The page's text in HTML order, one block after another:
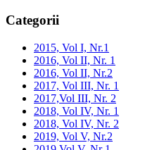
Categorii
2015, Vol I, Nr.1
2016, Vol II, Nr. 1
2016, Vol II, Nr.2
2017, Vol III, Nr. 1
2017,Vol III, Nr. 2
2018, Vol IV, Nr. 1
2018, Vol IV, Nr. 2
2019, Vol V, Nr.2